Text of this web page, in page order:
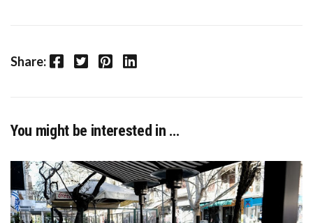
Share: Facebook Twitter Pinterest LinkedIn
You might be interested in …